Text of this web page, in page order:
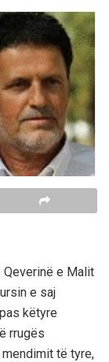
e Malit
e saj
këtyre
rrugës
të tyre,